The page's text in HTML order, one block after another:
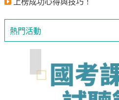
上榜成功心得與技巧！
熱門活動